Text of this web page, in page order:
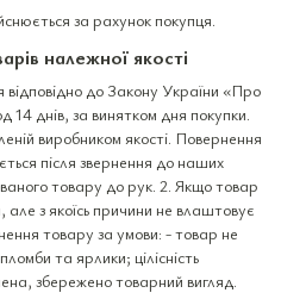
за рахунок покупця.
належної якості
до Закону України «Про
14 днів, за винятком дня покупки.
виробником якості. Повернення
після звернення до наших
товару до рук. 2. Якщо товар
але з якоїсь причини не влаштовує
товару за умови: - товар не
та ярлики; цілісність
збережено товарний вигляд.